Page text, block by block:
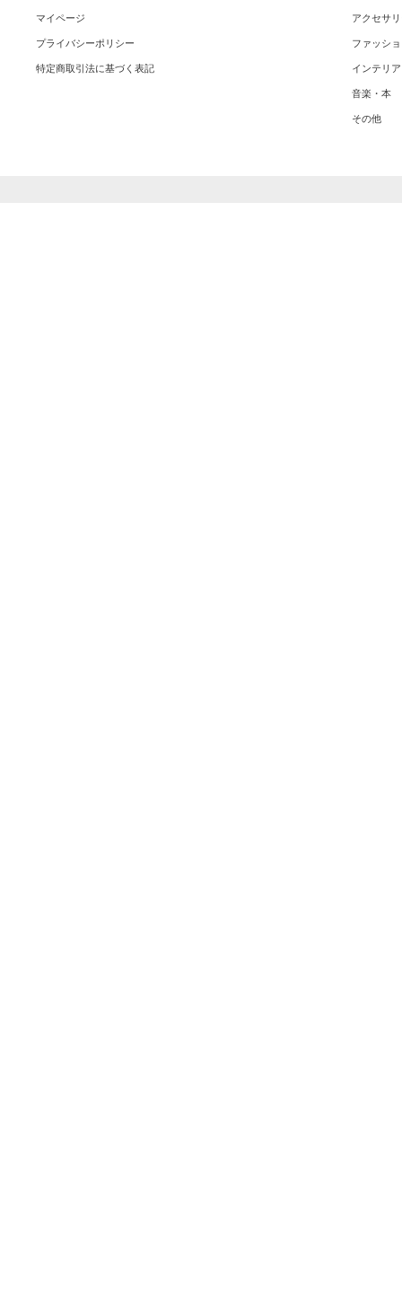
マイページ
プライバシーポリシー
特定商取引法に基づく表記
アクセサ
ファッシ
インテリア
音楽・本
その他